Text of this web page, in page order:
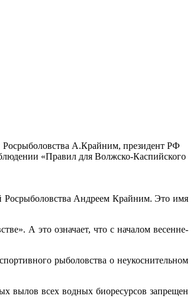
Росрыболовства А.Крайним, президент РФ
«Правил для Волжско-Каспийского
Росрыболовства Андреем Крайним. Это имя
А это означает, что с началом весенне-
рыболовства о неукоснительном
вылов всех водных биоресурсов запрещен